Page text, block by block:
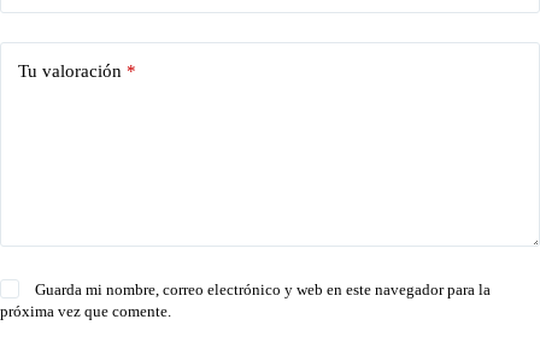
Tu valoración *
Guarda mi nombre, correo electrónico y web en este navegador para la
próxima vez que comente.